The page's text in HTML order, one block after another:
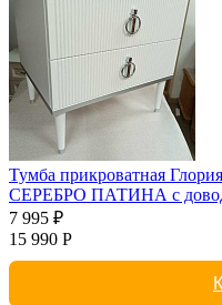
Тумба прикроватная
СЕРЕБРО ПАТИНА с
7 995 ₽
15 990 Р